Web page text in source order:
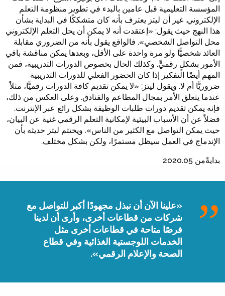
المؤسسة التعليمية قبل عامين بالبدء في تطوير منظومة التعلم
الإلكتروني. غير أن ليتز يعترف بأنه كان متشككًا في البداية بشأن
هذا النهج حيث يقول: «إعتقدت أنه لا يمكن أن يحل التعلم الإلكتروني
محل التواصل الشخصي». فالواقع يقول بأنه من الضروري مقابلة
العائد شخصيًّا ولو مرة واحدة على الأقل، وبعدها يمكن مناقشة باقي
الأمور بشكلٍ رقميٍّ. وكذلك الحال بخصوص الدورات التدريبية، فمن
المهم أيضًا التفكير إذا كان الحضور الفعلي للدورات التدريبية
ضروريًّا أم لا. ويقول ليتز: «لا يمكن تقديم كافة الدورات رقميًّا، مثلاً
عندما يتعلق الأمر بمجال المطاعم والفنادق. وعلى العكس من ذلك،
فإنه يمكن تقديم دورات طلبات الوظيفة بشكل رائع عبر الإنترنت.
فضلاً عن أن الأسباب البيئية لإمكانية التعلم الرقمي غنية عن البيان،
حيث يمكن التواصل مع الكثير من الناس». ويختتم ليتز حديثه بأن
الإندماج في العمل سيظل مستمرًا، ولكن بشكل مختلف.
بدايةًمن 2020.05
«علينا الآن أن نبذل مجهودًا أكبر للتواصل مع
شركات من قطاعات أخرى، وأرى أن لدينا
فرصًا متاحة في قطاعات أخرى مثل
الخدمات اللوجستية الغذائية وفي قطاع
الصحة والإعلام الرقمي».